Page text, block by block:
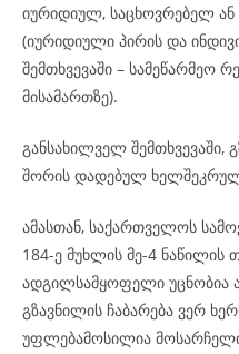
იურიდიულ, საცხოვრებელ ან
(იურიდიული პირის და
შემთხვევაში – სამეწარმეო
მისამართზე).
განსახილველ შემთხვევაში,
შორის დადებულ
ამასთან, საქართველოს
184-ე მუხლის მე-4 ნაწილის
ადგილსამყოფელი უცნობია
გზავნილის ჩაბარება ვერ
უფლებამოსილია